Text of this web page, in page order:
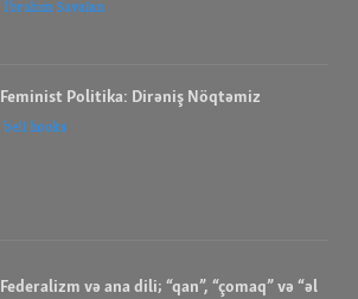
İbrahım Savalan
Feminist Politika: Dirəniş Nöqtəmiz
bell hooks
Federalizm və ana dili; “qan”, “çomaq” və “əl